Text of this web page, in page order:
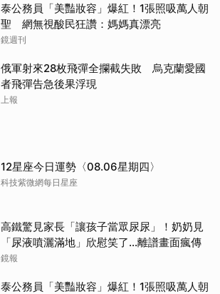
泰公務員「美豔妝容」爆紅！1張照吸萬人朝
聖 網無視酸民狂讚：媽媽真漂亮
鏡週刊
俄軍射來28枚飛彈全攔截失敗 烏克蘭愛國
者飛彈告急後果浮現
上報
12星座今日運勢〈08.06星期四〉
科技紫微網每日星座
高鐵驚見家長「讓孩子當眾尿尿」！奶奶見
「尿液噴灑滿地」欣慰笑了…離譜畫面瘋傳
鏡報
泰公務員「美豔妝容」爆紅！1張照吸萬人朝